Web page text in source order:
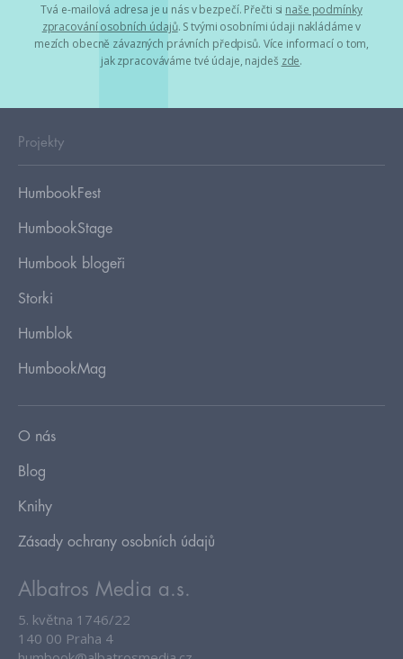
Tvá e-mailová adresa je u nás v bezpečí. Přečti si naše podmínky
zpracování osobních údajů. S tvými osobními údaji nakládáme v
mezích obecně závazných právních předpisů. Více informací o tom,
jak zpracováváme tvé údaje, najdeš zde.
Projekty
HumbookFest
HumbookStage
Humbook blogeři
Storki
Humblok
HumbookMag
O nás
Blog
Knihy
Zásady ochrany osobních údajů
Albatros Media a.s.
5. května 1746/22
140 00 Praha 4